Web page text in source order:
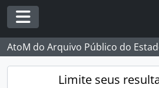
Toggle navigation
AtoM do Arquivo Público do
Limite seus